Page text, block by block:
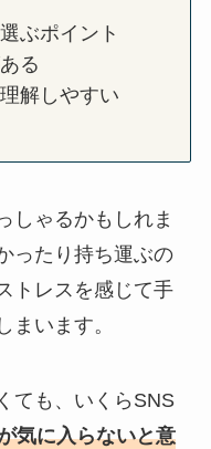
ぶポイント
る
解しやすい
しゃるかもしれま
ったり持ち運ぶの
トレスを感じて手
まいます。
ても、いくらSNS
気に入らないと意